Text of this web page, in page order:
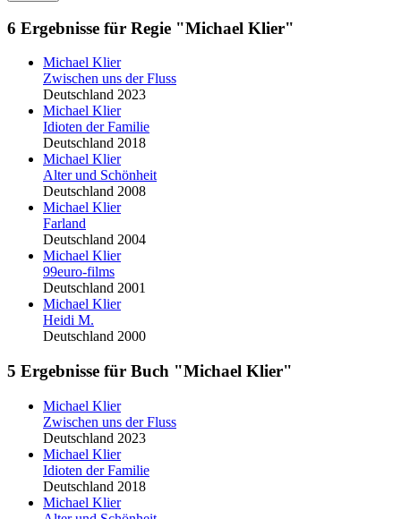
6 Ergebnisse für Regie "Michael Klier"
Michael Klier
Zwischen uns der Fluss
Deutschland 2023
Michael Klier
Idioten der Familie
Deutschland 2018
Michael Klier
Alter und Schönheit
Deutschland 2008
Michael Klier
Farland
Deutschland 2004
Michael Klier
99euro-films
Deutschland 2001
Michael Klier
Heidi M.
Deutschland 2000
5 Ergebnisse für Buch "Michael Klier"
Michael Klier
Zwischen uns der Fluss
Deutschland 2023
Michael Klier
Idioten der Familie
Deutschland 2018
Michael Klier